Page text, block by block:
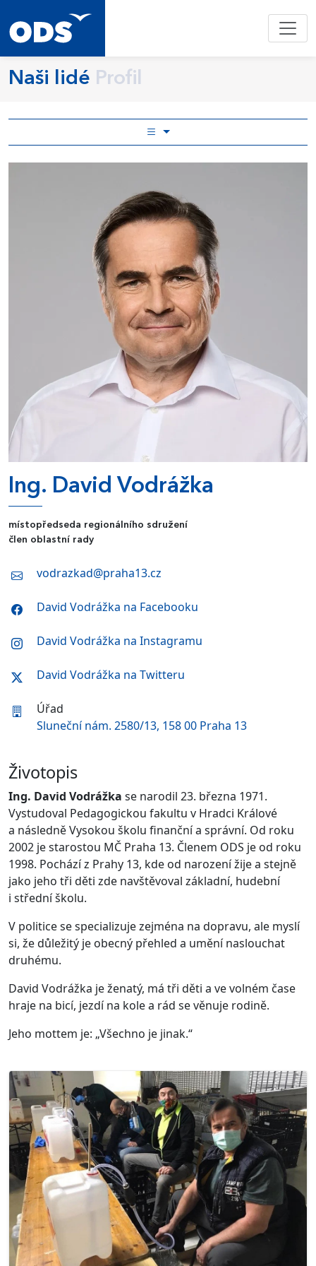
Naši lidé Profil
Ing. David Vodrážka
místopředseda regionálního sdružení
člen oblastní rady
vodrazkad@praha13.cz
David Vodrážka na Facebooku
David Vodrážka na Instagramu
David Vodrážka na Twitteru
Úřad
Sluneční nám. 2580/13, 158 00 Praha 13
Životopis
Ing. David Vodrážka se narodil 23. března 1971.
Vystudoval Pedagogickou fakultu v Hradci Králové
a následně Vysokou školu finanční a správní. Od roku
2002 je starostou MČ Praha 13. Členem ODS je od roku
1998. Pochází z Prahy 13, kde od narození žije a stejně
jako jeho tři děti zde navštěvoval základní, hudební
i střední školu.
V politice se specializuje zejména na dopravu, ale myslí
si, že důležitý je obecný přehled a umění naslouchat
druhému.
David Vodrážka je ženatý, má tři děti a ve volném čase
hraje na bicí, jezdí na kole a rád se věnuje rodině.
Jeho mottem je: „Všechno je jinak.“